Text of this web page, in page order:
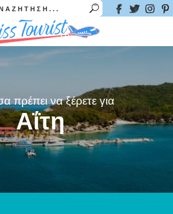
πρέπει να ξέρετε για
Αΐτη